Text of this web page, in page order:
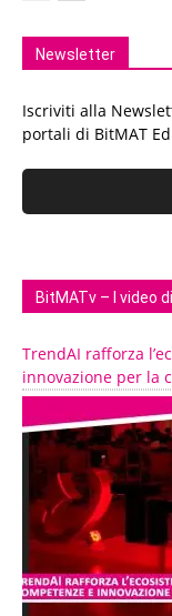
Newsletter
Iscriviti alla
portali di BitMAT
BitMATv – I video
TrendAI rafforza
innovazione per la